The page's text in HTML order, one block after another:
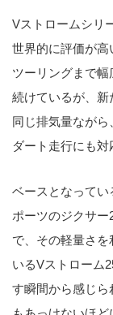
Vストロームシリ
世界的に評価が高
ツーリングまで
続けているが、
同じ排気量なが
ダート走行にも対
ベースとなってい
ポーツのジクサ
で、その軽量さ
いるVストローム
す瞬間から感じら